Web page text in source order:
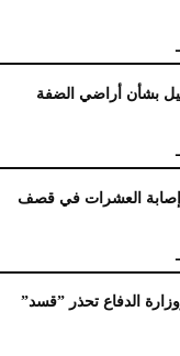
بشأن أراضي الضفة
28 مدنيا وإصابة العشرات في قصف
الدفاع تحذر ”قسد”